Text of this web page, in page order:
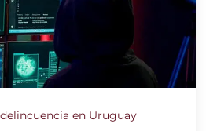
en Uruguay